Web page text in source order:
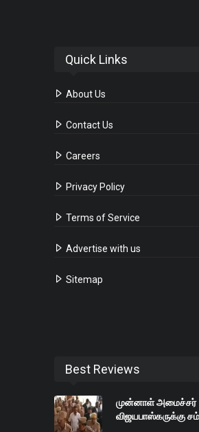
Quick Links
About Us
Contact Us
Careers
Privacy Policy
Terms of Service
Advertise with us
Sitemap
Best Reviews
முன்னாள் அமைச்சர்
விஜயபாஸ்கருக்கு